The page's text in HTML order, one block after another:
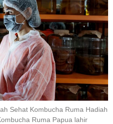
Sehat Kombucha Ruma Hadiah
Ruma Papua lahir